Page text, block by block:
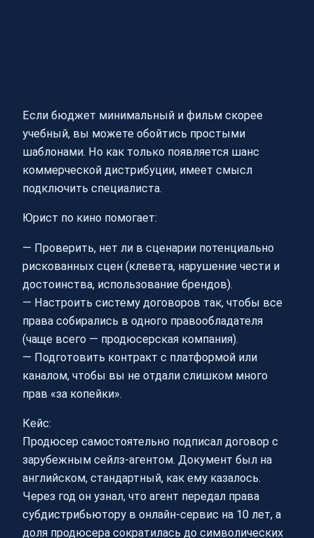
Если бюджет минимальный и фильм скорее
учебный, вы можете обойтись простыми
шаблонами. Но как только появляется шанс
коммерческой дистрибуции, имеет смысл
подключить специалиста.
Юрист по кино помогает:
— Проверить, нет ли в сценарии потенциально
рискованных сцен (клевета, нарушение чести и
достоинства, использование брендов).
— Настроить систему договоров так, чтобы все
права собирались в одного правообладателя
(чаще всего — продюсерская компания).
— Подготовить контракт с платформой или
каналом, чтобы вы не отдали слишком много
прав «за копейки».
Кейс:
Продюсер самостоятельно подписал договор с
зарубежным сейлз-агентом. Документ был на
английском, стандартный, как ему казалось.
Через год он узнал, что агент передал права
субдистрибьютору в онлайн-сервис на 10 лет, а
доля продюсера сократилась до символических